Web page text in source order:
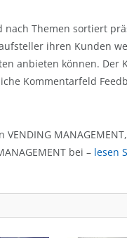
Themen sortiert
ihren Kunden
anbieten können. Der
Kommentarfeld
bei – lesen